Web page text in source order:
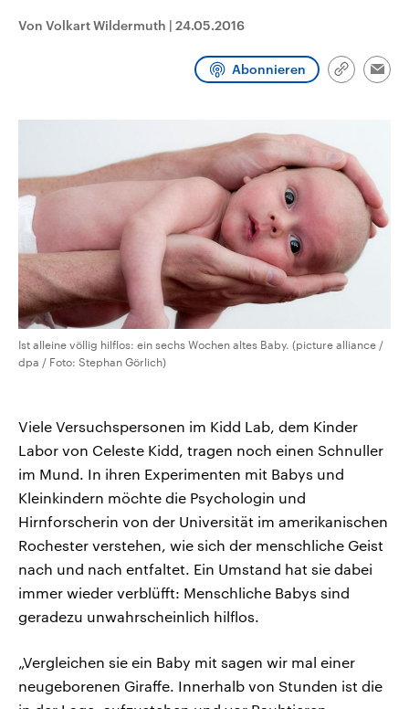
Von Volkart Wildermuth | 24.05.2016
Abonnieren
Link
Ist alleine völlig hilflos: ein sechs Wochen altes Baby. (picture alliance /
dpa / Foto: Stephan Görlich)
Viele Versuchspersonen im Kidd Lab, dem Kinder
Labor von Celeste Kidd, tragen noch einen Schnuller
im Mund. In ihren Experimenten mit Babys und
Kleinkindern möchte die Psychologin und
Hirnforscherin von der Universität im amerikanischen
Rochester verstehen, wie sich der menschliche Geist
nach und nach entfaltet. Ein Umstand hat sie dabei
immer wieder verblüfft: Menschliche Babys sind
geradezu unwahrscheinlich hilflos.
„Vergleichen sie ein Baby mit sagen wir mal einer
neugeborenen Giraffe. Innerhalb von Stunden ist die